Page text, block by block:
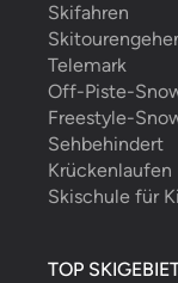
Skifahren
Telemark
Off-Piste-
Freestyle-
Sehbehindert
Krückenlaufen
Skischule für
TOP